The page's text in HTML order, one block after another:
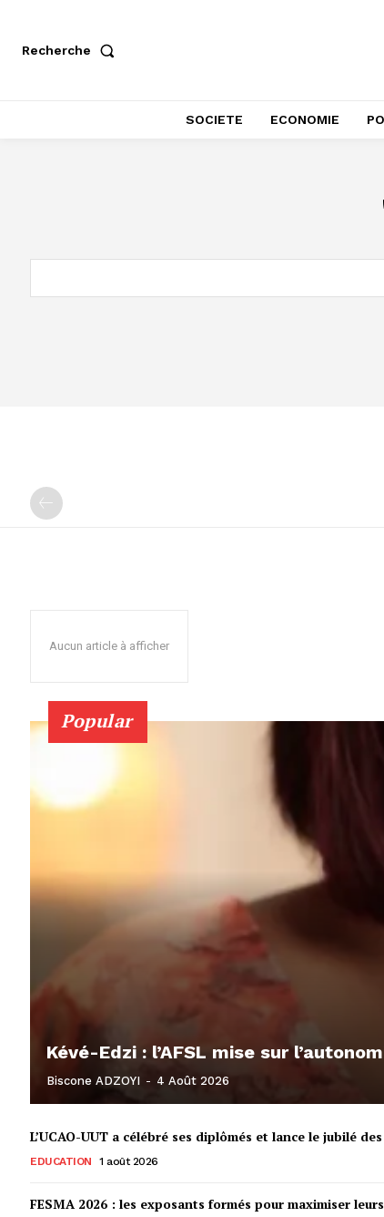
Recherche
SOCIETE ECONOMIE
Aucun article à afficher
Popular
Kévé-Edzi : l’AFSL mise sur
Biscone ADZOYI - 4 Août 2026
L’UCAO-UUT a célébré ses diplômés et lance le jubilé
EDUCATION 1 août 2026
FESMA 2026 : les exposants formés pour maximiser